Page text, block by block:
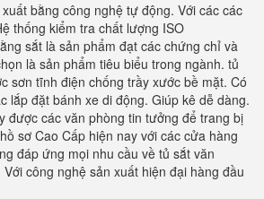
bằng công nghệ tự động. Với các các
thống kiểm tra chất lượng ISO
sắt là sản phẩm đạt các chứng chỉ và
là sản phẩm tiêu biểu trong ngành. tủ
sơn tĩnh điện chống trầy xước bề mặt. Có
lắp đặt bánh xe di động. Giúp kê dễ dàng.
được các văn phòng tin tưởng để trang bị
sơ Cao Cấp hiện nay với các cửa hàng
đáp ứng mọi nhu cầu về tủ sắt văn
công nghệ sản xuất hiện đại hàng đầu